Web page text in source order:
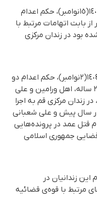
همچنین بامداد روز شنبە ٢٤آبان ١٤٠٤(١٥نوامبر)، حکم اعدام
بابت اتهامات مرتبط با
بود در زندان مرکزی
در همین راستا روز یکشنبە ١١ آبان ١٤٠٤(٢نوامبر)، حکم اعدام دو
زندانی بە نامهای الیاس رحیم‌پور، ۲۹ ساله، اهل ورامین و علی
در زندان مرکزی قم بە اجرا
سال پیش و علی شعبانی
قتل عمد در پروندەهایی
جمهوری اسلامی
این زندانیان در
مرتبط با قوه‌ی قضائیه